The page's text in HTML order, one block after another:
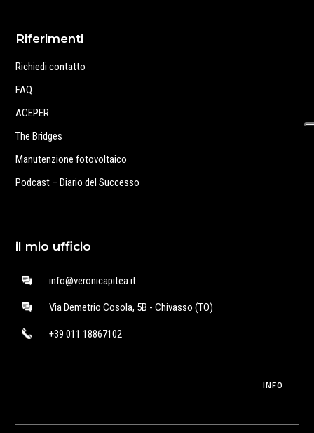
Riferimenti
Richiedi contatto
FAQ
ACEPER
The Bridges
Manutenzione fotovoltaico
Podcast – Diario del Successo
il mio ufficio
info@veronicapitea.it
Via Demetrio Cosola, 5B - Chivasso (TO)
+39 011 18867102
INFO